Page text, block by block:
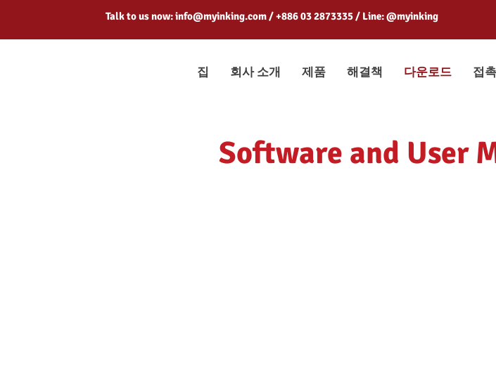
Talk to us now:info@myinking.com/ +886 03 2873335 / Line: @myinking
집 회사 소개 제품 해결책 다운로드 접촉
Software and User